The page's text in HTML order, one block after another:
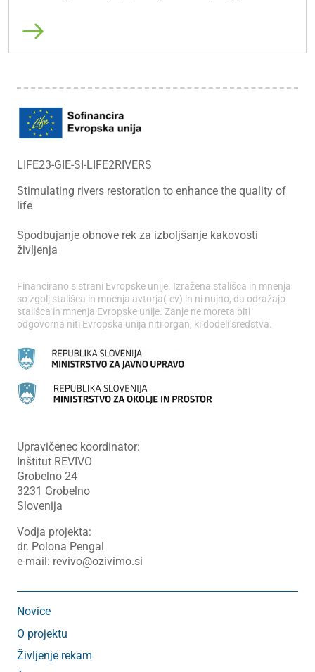
Preberi več
LIFE23-GIE-SI-LIFE2RIVERS
Stimulating rivers restoration to enhance the quality of
life
Spodbujanje obnove rek za izboljšanje kakovosti
življenja
Financirano s strani Evropske unije. Izražena stališca in mnenja
so zgolj stališca in mnenja avtorja(-ev) in ni nujno, da odražajo
stališca in mnenja Evropske unije. Zanje ne moreta biti
odgovorna niti Evropska unija niti organ, ki dodeli sredstva.
Upravičenec koordinator:
Inštitut REVIVO
Grobelno 24
3231 Grobelno
Slovenija
Vodja projekta:
dr. Polona Pengal
e-mail: revivo@ozivimo.si
Novice
O projektu
Življenje rekam